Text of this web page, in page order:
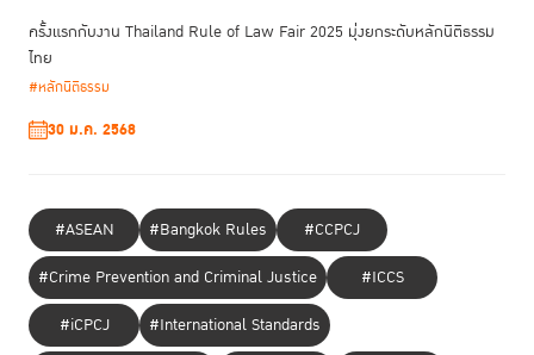
ครั้งแรกกับงาน Thailand Rule of Law Fair 2025 มุ่งยกระดับหลักนิติธรรม
ไทย
#หลักนิติธรรม
30 ม.ค. 2568
#ASEAN #Bangkok Rules
#CCPCJ
#Crime Prevention and Criminal Justice
#ICCS
#iCPCJ
#International Standards